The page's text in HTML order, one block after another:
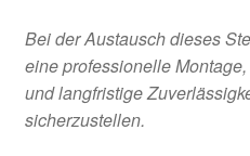
Bei der Austausch dieses
eine professionelle
und langfristige
sicherzustellen.